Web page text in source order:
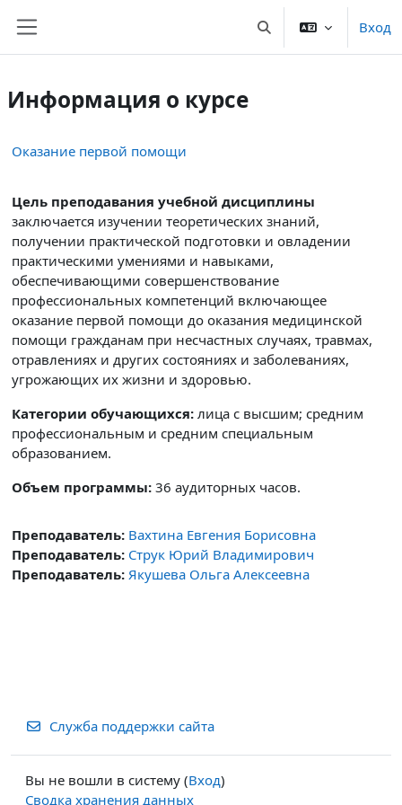
Изменить данныеВход
Информация о курсе
Оказание первой помощи
Цель преподавания учебной дисциплины
заключается изучении теоретических знаний,
получении практической подготовки и овладении
практическими умениями и навыками,
обеспечивающими совершенствование
профессиональных компетенций включающее
оказание первой помощи до оказания медицинской
помощи гражданам при несчастных случаях, травмах,
отравлениях и других состояниях и заболеваниях,
угрожающих их жизни и здоровью.
Категории обучающихся: лица с высшим; средним
профессиональным и средним специальным
образованием.
Объем программы: 36 аудиторных часов.
Преподаватель: Вахтина Евгения Борисовна
Преподаватель: Струк Юрий Владимирович
Преподаватель: Якушева Ольга Алексеевна
Служба поддержки сайта
Вы не вошли в систему (Вход)
Сводка хранения данных